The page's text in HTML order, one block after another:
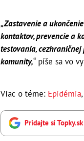
„Zastavenie a
kontaktov, prevencie a
testovania,
komunity,“ píše sa vo
Viac o téme: Epidémia,
Pridajte si Topky.sk